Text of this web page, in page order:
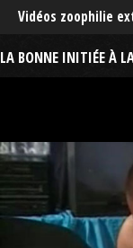
Vidéos zoophilie
LA BONNE INITIÉE À